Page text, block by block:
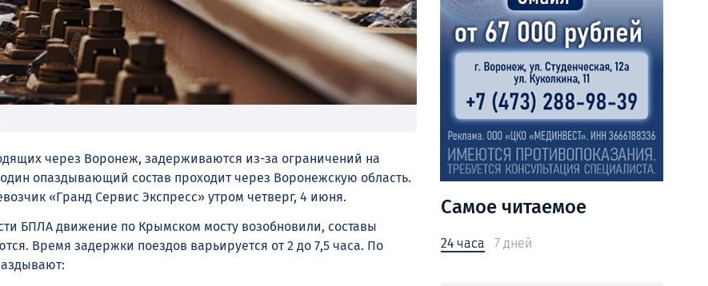
через Воронеж, задерживаются из-за ограничений на
опаздывающий состав проходит через Воронежскую область.
«Гранд Сервис Экспресс» утром четверг, 4 июня.
БПЛА движение по Крымском мосту возобновили, составы
Время задержки поездов варьируется от 2 до 7,5 часа. По
Самое читаемое
24 часа 7 дней